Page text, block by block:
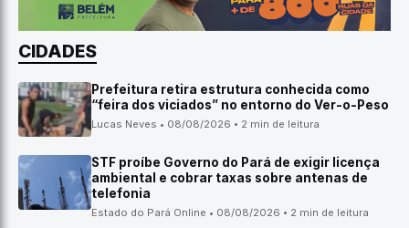
CIDADES
Prefeitura retira estrutura conhecida como
“feira dos viciados” no entorno do Ver-o-Peso
Lucas Neves • 08/08/2026 • 2 min de leitura
STF proíbe Governo do Pará de exigir licença
ambiental e cobrar taxas sobre antenas de
telefonia
Estado do Pará Online • 08/08/2026 • 2 min de leitura